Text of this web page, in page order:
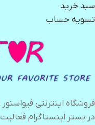
سبد خرید
تسویه حساب
در بستر اینستاگرام